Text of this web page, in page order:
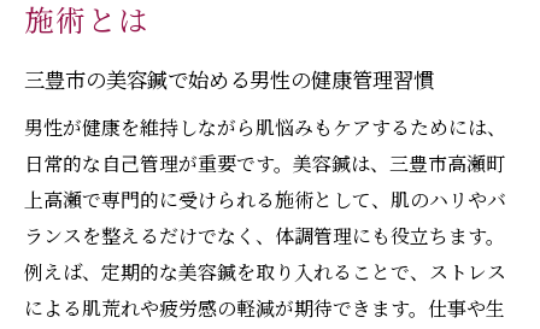
施術とは
三豊市の美容鍼で始める男性の健康管理習慣
男性が健康を維持しながら肌悩みもケアするためには、
日常的な自己管理が重要です。美容鍼は、三豊市高瀬町
上高瀬で専門的に受けられる施術として、肌のハリやバ
ランスを整えるだけでなく、体調管理にも役立ちます。
例えば、定期的な美容鍼を取り入れることで、ストレス
による肌荒れや疲労感の軽減が期待できます。仕事や生